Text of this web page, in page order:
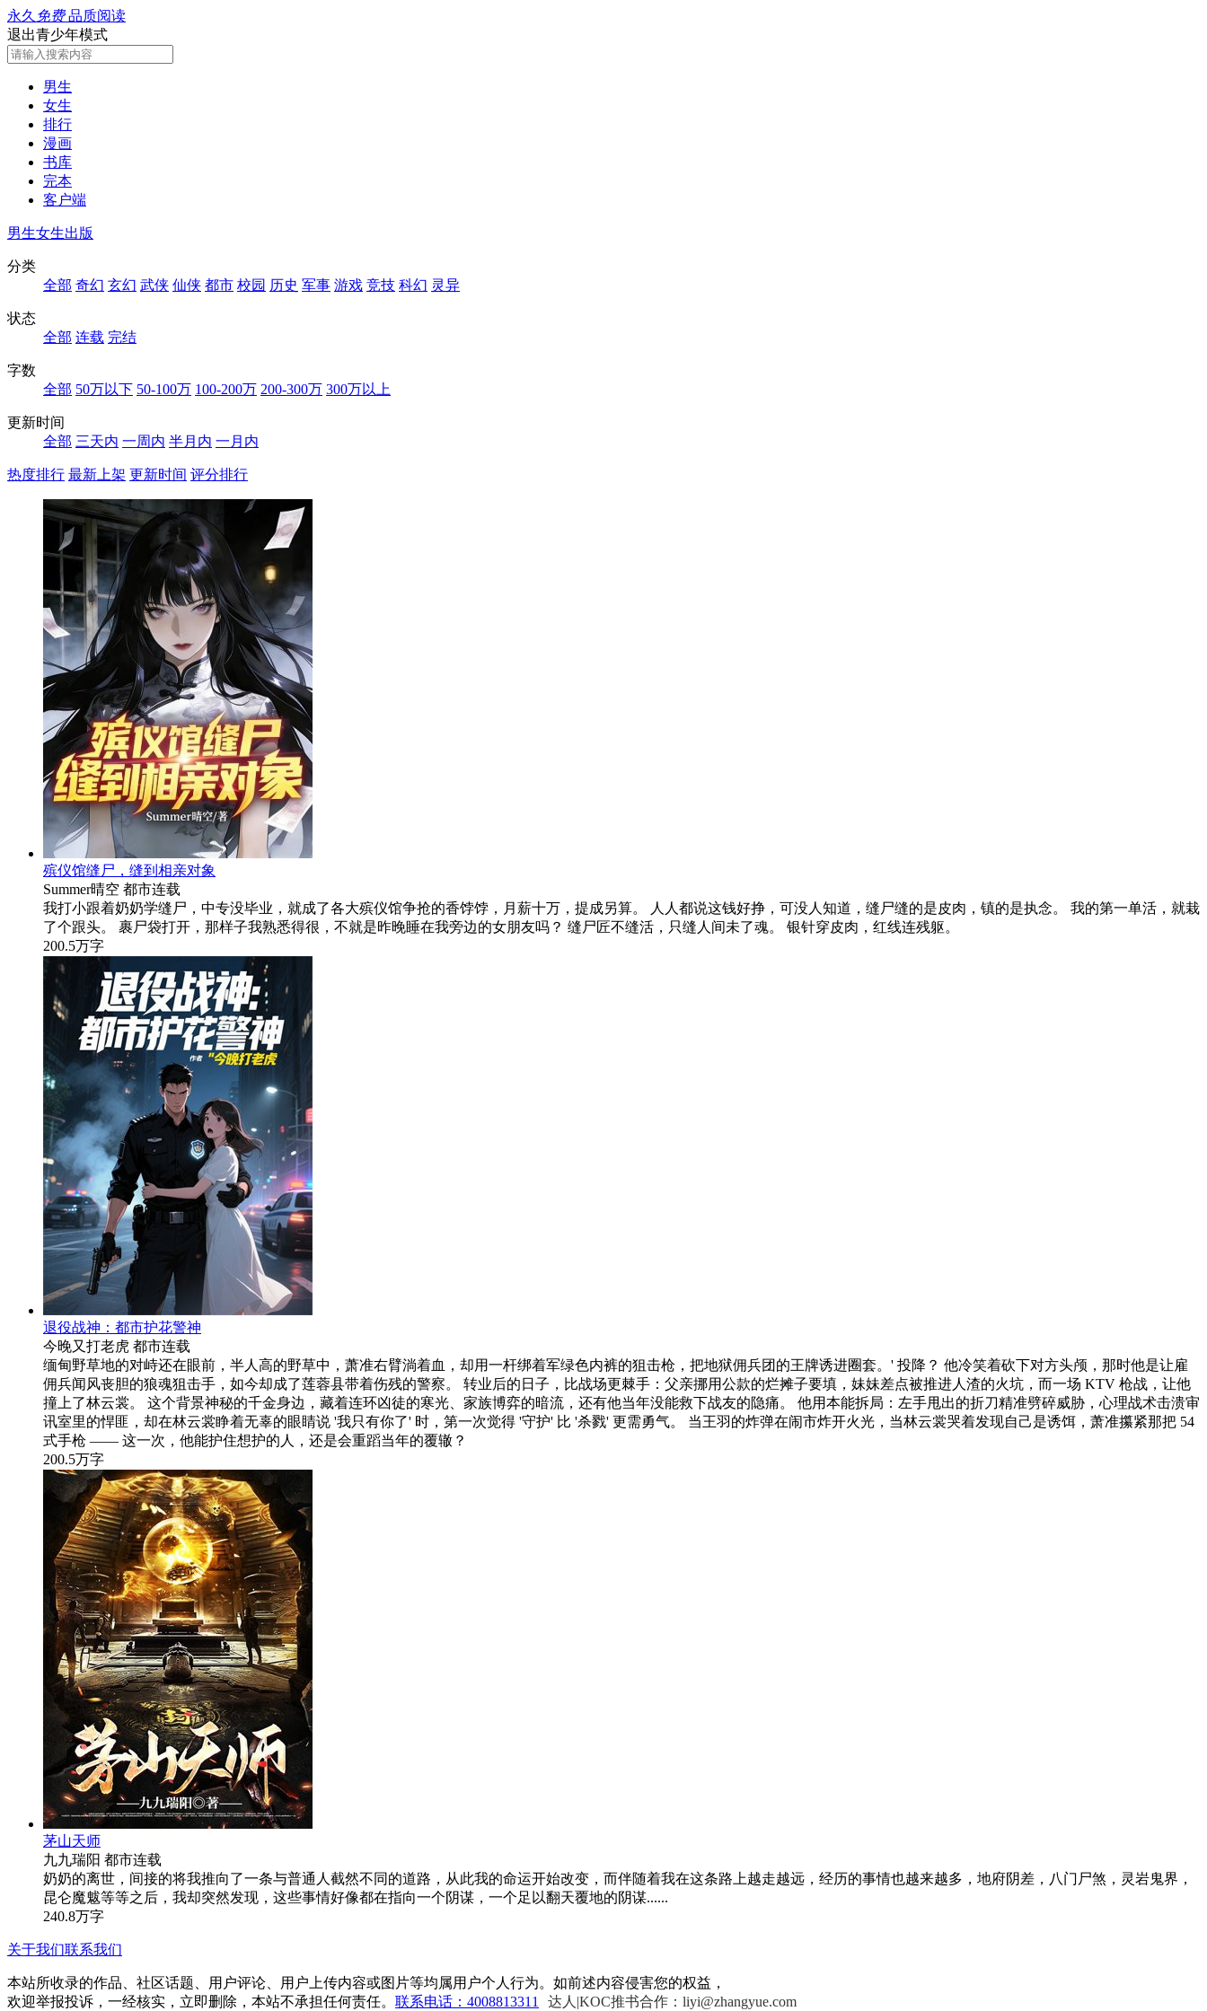
永久 免费品质阅读
退出青少年模式
男生
女生
排行
漫画
书库
完本
客户端
男生女生出版
分类
全部 奇幻 玄幻 武侠 仙侠 都市 校园 历史 军事 游戏 竞技 科幻 灵异
状态
全部 连载 完结
字数
全部 50万以下 50-100万 100-200万 200-300万 300万以上
更新时间
全部 三天内 一周内 半月内 一月内
热度排行 最新上架 更新时间 评分排行
殡仪馆缝尸，缝到相亲对象
Summer晴空 都市连载
我打小跟着奶奶学缝尸，中专没毕业，就成了各大殡仪馆争抢的香饽饽，月薪十万，提成另算。 人人都说这钱好挣，可没人知道，缝尸缝的是皮肉，镇的是执念。 我的第一单活，就栽
了个跟头。 裹尸袋打开，那样子我熟悉得很，不就是昨晚睡在我旁边的女朋友吗？ 缝尸匠不缝活，只缝人间未了魂。 银针穿皮肉，红线连残躯。
200.5万字
退役战神：都市护花警神
今晚又打老虎 都市连载
缅甸野草地的对峙还在眼前，半人高的野草中，萧准右臂淌着血，却用一杆绑着军绿色内裤的狙击枪，把地狱佣兵团的王牌诱进圈套。' 投降？ 他冷笑着砍下对方头颅，那时他是让雇
佣兵闻风丧胆的狼魂狙击手，如今却成了莲蓉县带着伤残的警察。 转业后的日子，比战场更棘手：父亲挪用公款的烂摊子要填，妹妹差点被推进人渣的火坑，而一场 KTV 枪战，让他
撞上了林云裳。 这个背景神秘的千金身边，藏着连环凶徒的寒光、家族博弈的暗流，还有他当年没能救下战友的隐痛。 他用本能拆局：左手甩出的折刀精准劈碎威胁，心理战术击溃审
讯室里的悍匪，却在林云裳睁着无辜的眼睛说 '我只有你了' 时，第一次觉得 '守护' 比 '杀戮' 更需勇气。 当王羽的炸弹在闹市炸开火光，当林云裳哭着发现自己是诱饵，萧准攥紧那把 54
式手枪 —— 这一次，他能护住想护的人，还是会重蹈当年的覆辙？
200.5万字
茅山天师
九九瑞阳 都市连载
奶奶的离世，间接的将我推向了一条与普通人截然不同的道路，从此我的命运开始改变，而伴随着我在这条路上越走越远，经历的事情也越来越多，地府阴差，八门尸煞，灵岩鬼界，
昆仑魔魃等等之后，我却突然发现，这些事情好像都在指向一个阴谋，一个足以翻天覆地的阴谋......
240.8万字
关于我们联系我们
本站所收录的作品、社区话题、用户评论、用户上传内容或图片等均属用户个人行为。如前述内容侵害您的权益，
欢迎举报投诉，一经核实，立即删除，本站不承担任何责任。 联系电话：4008813311 达人|KOC推书合作：liyi@zhangyue.com